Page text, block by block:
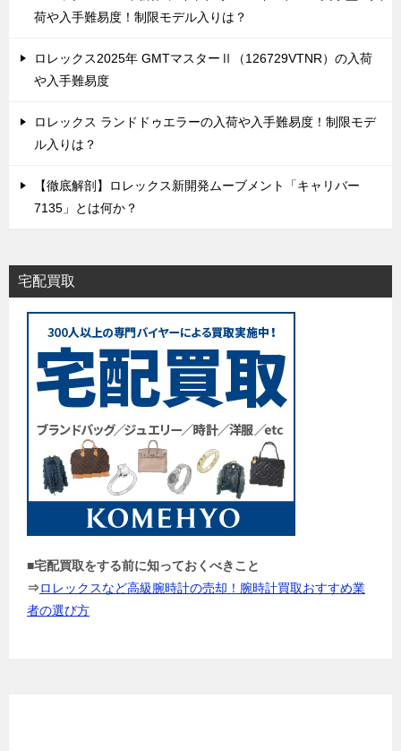
荷や入手難易度！制限モデル入りは？
ロレックス2025年 GMTマスターⅡ（126729VTNR）の入荷
や入手難易度
ロレックス ランドドゥエラーの入荷や入手難易度！制限モデ
ル入りは？
【徹底解剖】ロレックス新開発ムーブメント「キャリバー
7135」とは何か？
宅配買取
■宅配買取をする前に知っておくべきこと
⇒ロレックスなど高級腕時計の売却！腕時計買取おすすめ業
者の選び方